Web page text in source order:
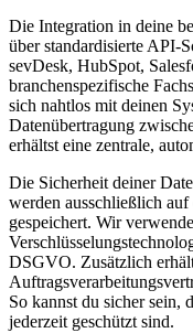
Die Integration in deine
über standardisierte API-
sevDesk, HubSpot,
branchenspezifische
sich nahtlos mit deinen
Datenübertragung
erhältst eine zentrale,
Die Sicherheit deiner
werden ausschließlich
gespeichert. Wir
DSGVO. Zusätzlich
So kannst du sicher sein,
jederzeit geschützt sind.